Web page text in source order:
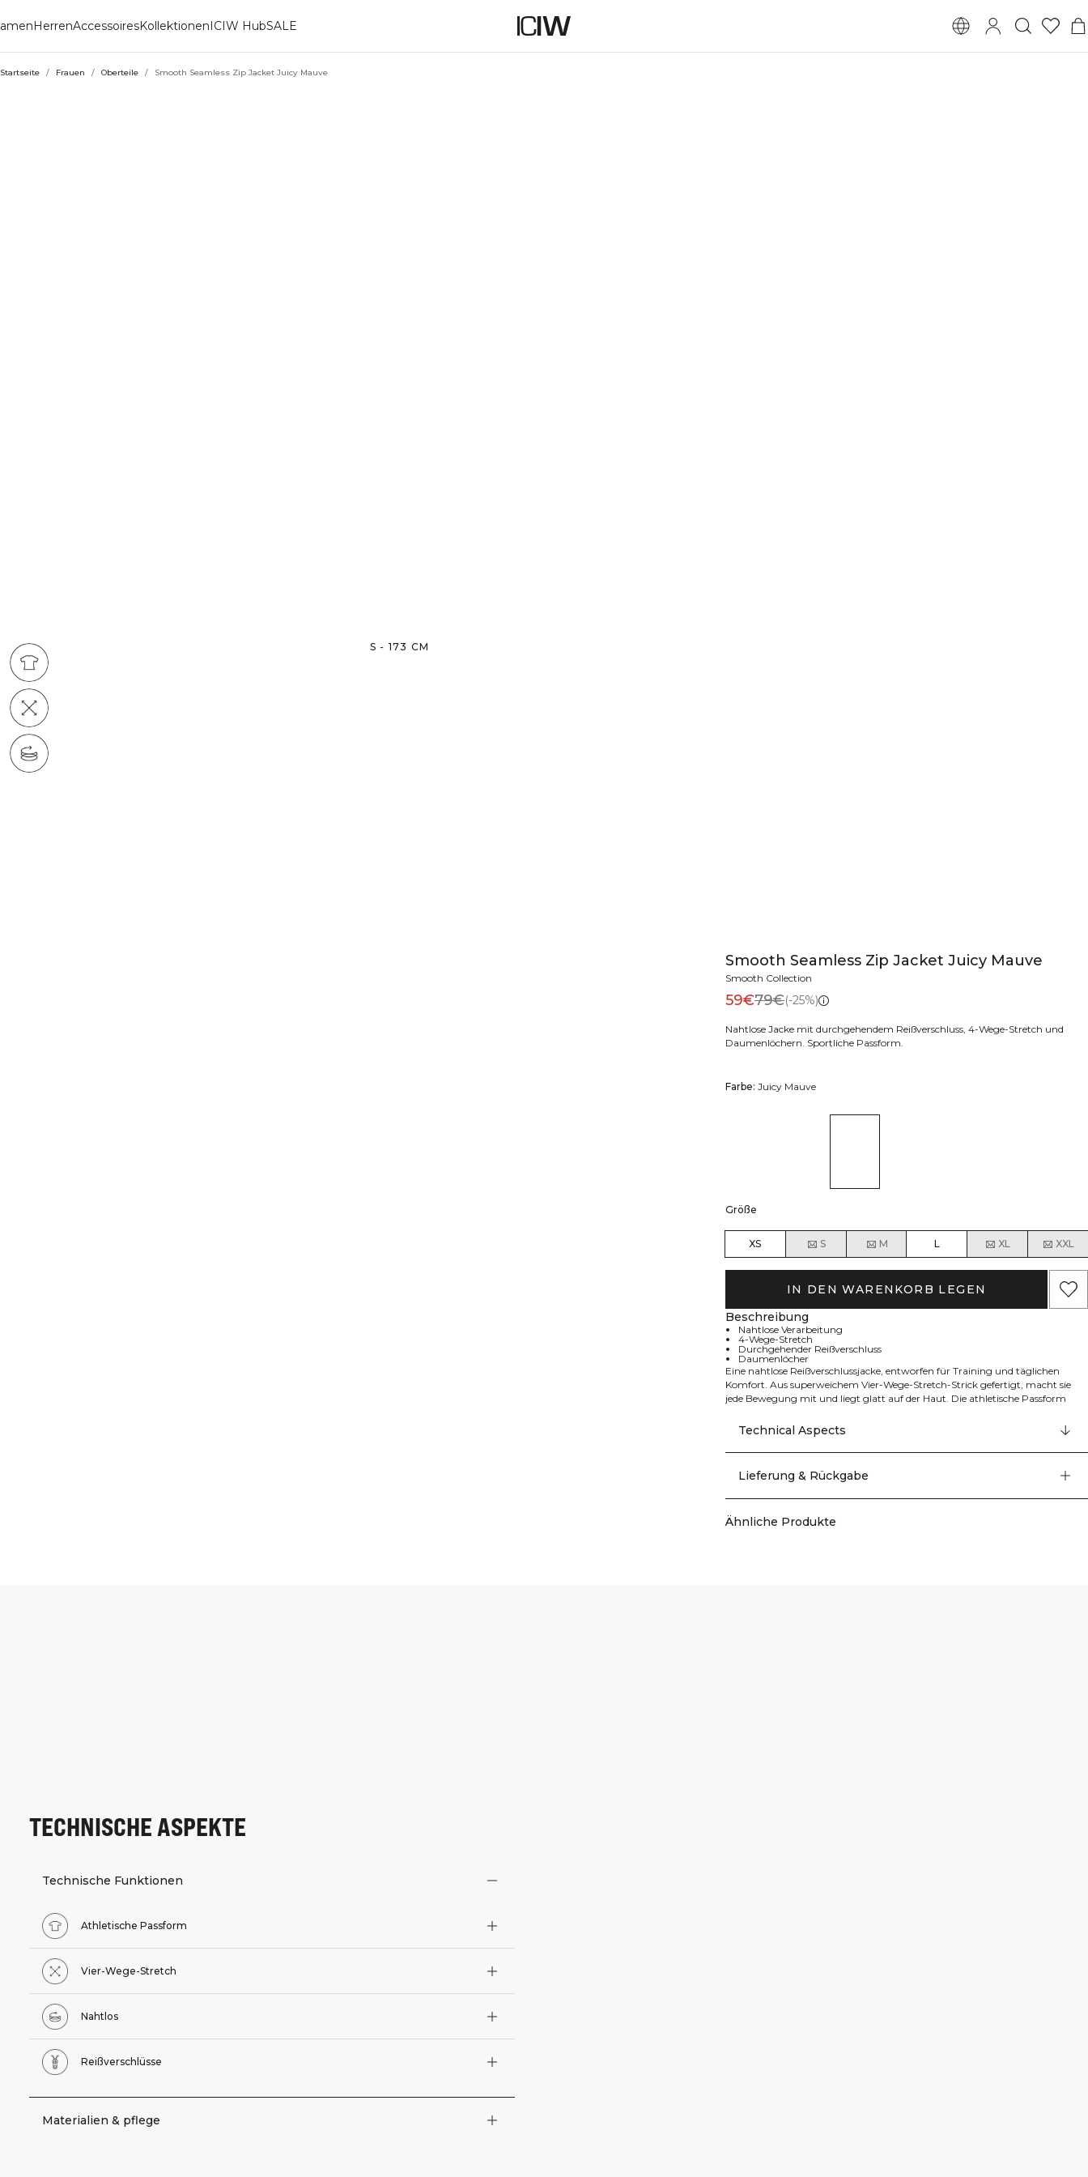
HerrenAccessoiresKollektionenICIW HubSALE
Startseite / Frauen / Oberteile / Smooth Seamless Zip Jacket Juicy Mauve
S - 173 CM
Smooth Seamless Zip Jacket Juicy Mauve
Smooth Collection
59€79€(-25%)
Nahtlose Jacke mit durchgehendem Reißverschluss, 4-Wege-Stretch und
Daumenlöchern. Sportliche Passform.
Farbe: Juicy Mauve
Größe
XS S M L XL XXL
IN DEN WARENKORB LEGEN
Beschreibung
Nahtlose Verarbeitung
4-Wege-Stretch
Durchgehender Reißverschluss
Daumenlöcher
Eine nahtlose Reißverschlussjacke, entworfen für Training und täglichen
Komfort. Aus superweichem Vier-Wege-Stretch-Strick gefertigt, macht sie
jede Bewegung mit und liegt glatt auf der Haut. Die athletische Passform
ergänzt, während der durchgehende Reißverschluss einfaches Layering und
optimale Belüftung ermöglicht. Daumenlöcher halten die Ärmel an Ort und
Stelle und sorgen für zusätzlichen Komfort, und ein reflektierendes ICIW-Logo
Polyamid, 8% Elastan.
Technical Aspects
Lieferung & Rückgabe
Ähnliche Produkte
TECHNISCHE ASPEKTE
Technische Funktionen
Athletische Passform
Vier-Wege-Stretch
Nahtlos
Reißverschlüsse
Materialien & pflege